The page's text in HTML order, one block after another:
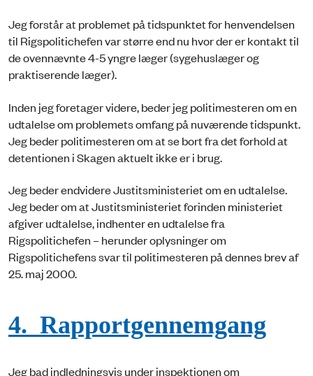
Jeg forstår at problemet på tidspunktet for henvendelsen
til Rigspolitichefen var større end nu hvor der er kontakt til
de ovennævnte 4-5 yngre læger (sygehuslæger og
praktiserende læger).
Inden jeg foretager videre, beder jeg politimesteren om en
udtalelse om problemets omfang på nuværende tidspunkt.
Jeg beder politimesteren om at se bort fra det forhold at
detentionen i Skagen aktuelt ikke er i brug.
Jeg beder endvidere Justitsministeriet om en udtalelse.
Jeg beder om at Justitsministeriet forinden ministeriet
afgiver udtalelse, indhenter en udtalelse fra
Rigspolitichefen – herunder oplysninger om
Rigspolitichefens svar til politimesteren på dennes brev af
25. maj 2000.
4. Rapportgennemgang
Jeg bad indledningsvis under inspektionen om